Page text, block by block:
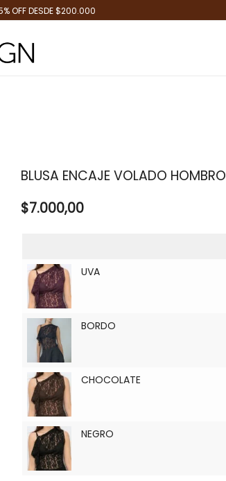
OFF DESDE $200.000
BLUSA ENCAJE VOLADO HOMBRO
$7.000,00
UVA
BORDO
CHOCOLATE
NEGRO